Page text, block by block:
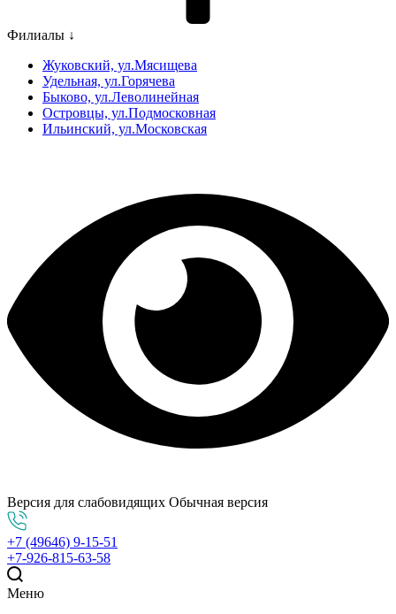
Филиалы ↓
Жуковский, ул.Мясищева
Удельная, ул.Горячева
Быково, ул.Леволинейная
Островцы, ул.Подмосковная
Ильинский, ул.Московская
Версия для слабовидящих Обычная версия
+7 (49646) 9-15-51
+7-926-815-63-58
Меню